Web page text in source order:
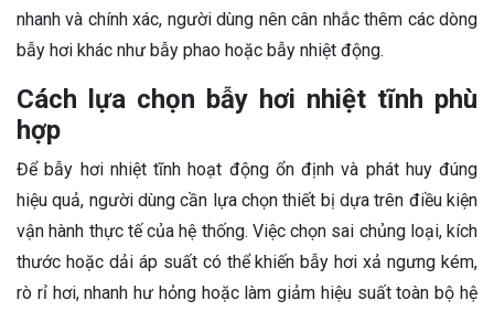
nhanh và chính xác, người dùng nên cân nhắc thêm các dòng
bẫy hơi khác như bẫy phao hoặc bẫy nhiệt động.
Cách lựa chọn bẫy hơi nhiệt tĩnh phù
hợp
Để bẫy hơi nhiệt tĩnh hoạt động ổn định và phát huy đúng
hiệu quả, người dùng cần lựa chọn thiết bị dựa trên điều kiện
vận hành thực tế của hệ thống. Việc chọn sai chủng loại, kích
thước hoặc dải áp suất có thể khiến bẫy hơi xả ngưng kém,
rò rỉ hơi, nhanh hư hỏng hoặc làm giảm hiệu suất toàn bộ hệ